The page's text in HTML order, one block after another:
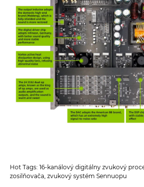
Hot Tags: 16-kanálový digitálny zvukový
zosilňovača, zvukový systém Sennuopu